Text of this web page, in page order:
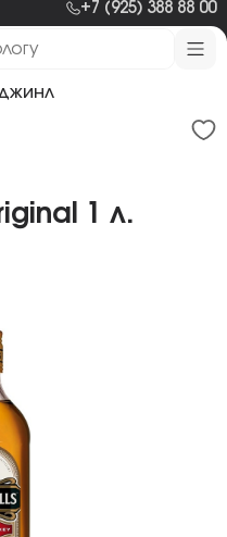
+7 (925) 388 88 00
1 л.